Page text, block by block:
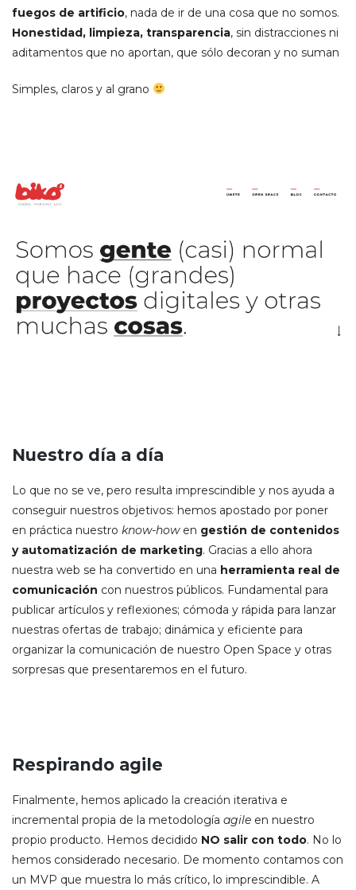
fuegos de artificio, nada de ir de una cosa que no somos.
Honestidad, limpieza, transparencia, sin distracciones ni
aditamentos que no aportan, que sólo decoran y no suman
Simples, claros y al grano
Nuestro día a día
Lo que no se ve, pero resulta imprescindible y nos ayuda a
conseguir nuestros objetivos: hemos apostado por poner
en práctica nuestro know-how en gestión de contenidos
y automatización de marketing. Gracias a ello ahora
nuestra web se ha convertido en una herramienta real de
comunicación con nuestros públicos. Fundamental para
publicar artículos y reflexiones; cómoda y rápida para lanzar
nuestras ofertas de trabajo; dinámica y eficiente para
organizar la comunicación de nuestro Open Space y otras
sorpresas que presentaremos en el futuro.
Respirando agile
Finalmente, hemos aplicado la creación iterativa e
incremental propia de la metodología agile en nuestro
propio producto. Hemos decidido NO salir con todo. No lo
hemos considerado necesario. De momento contamos con
un MVP que muestra lo más crítico, lo imprescindible. A